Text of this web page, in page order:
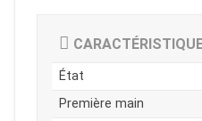
État
Première main